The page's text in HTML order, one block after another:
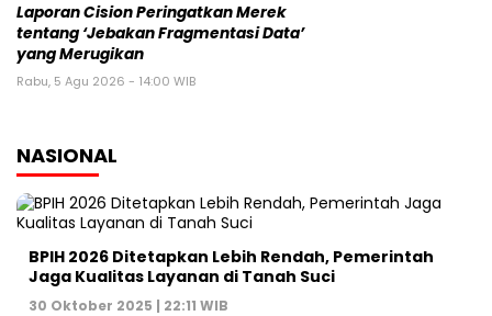
Laporan Cision Peringatkan Merek
tentang ‘Jebakan Fragmentasi Data’
yang Merugikan
Rabu, 5 Agu 2026 - 14:00 WIB
NASIONAL
BPIH 2026 Ditetapkan Lebih Rendah, Pemerintah
Jaga Kualitas Layanan di Tanah Suci
30 Oktober 2025 | 22:11 WIB